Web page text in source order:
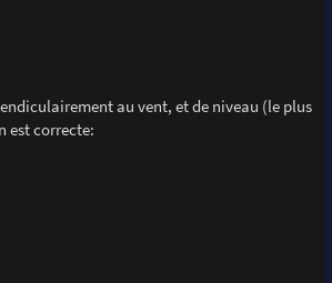
au vent, et de niveau (le plus
est correcte: